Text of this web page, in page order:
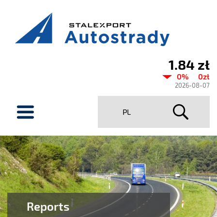
price
Stalexport
Autostrady
SA
1.84 zł
0% 0zł
2026-08-07
PL
Reports